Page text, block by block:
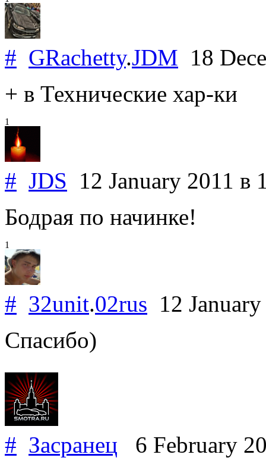
# GRachetty.JDM 18
+ в Технические хар-ки
1
# JDS 12 January 2011 в
Бодрая по начинке!
1
# 32unit.02rus 12
Спасибо)
# Засранец 6 February